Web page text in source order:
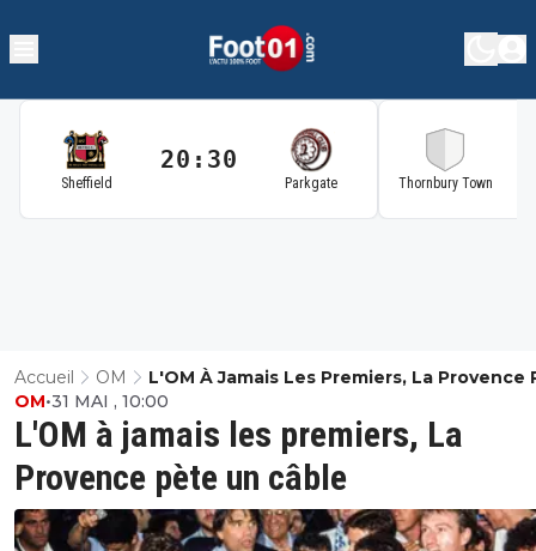
Sheffield
20:30
Parkgate Thornbury Town
Accueil OM
L'OM À Jamais Les Premiers, La Provence
Un Câble
L'OM à jamais les premiers, La
Provence pète un câble
OM•31 MAI , 10:00